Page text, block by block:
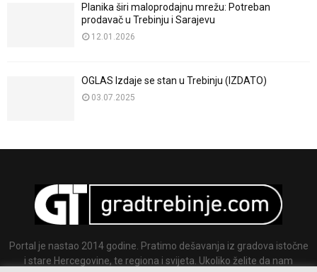
Planika širi maloprodajnu mrežu: Potreban
prodavač u Trebinju i Sarajevu
12.01.2026
OGLAS Izdaje se stan u Trebinju (IZDATO)
03.07.2025
Portal je nastao 2014 godine. Pratimo dešavanja iz gradova istočne
i stare Hercegovine, te regiona i svijeta. Ukoliko želite da nam